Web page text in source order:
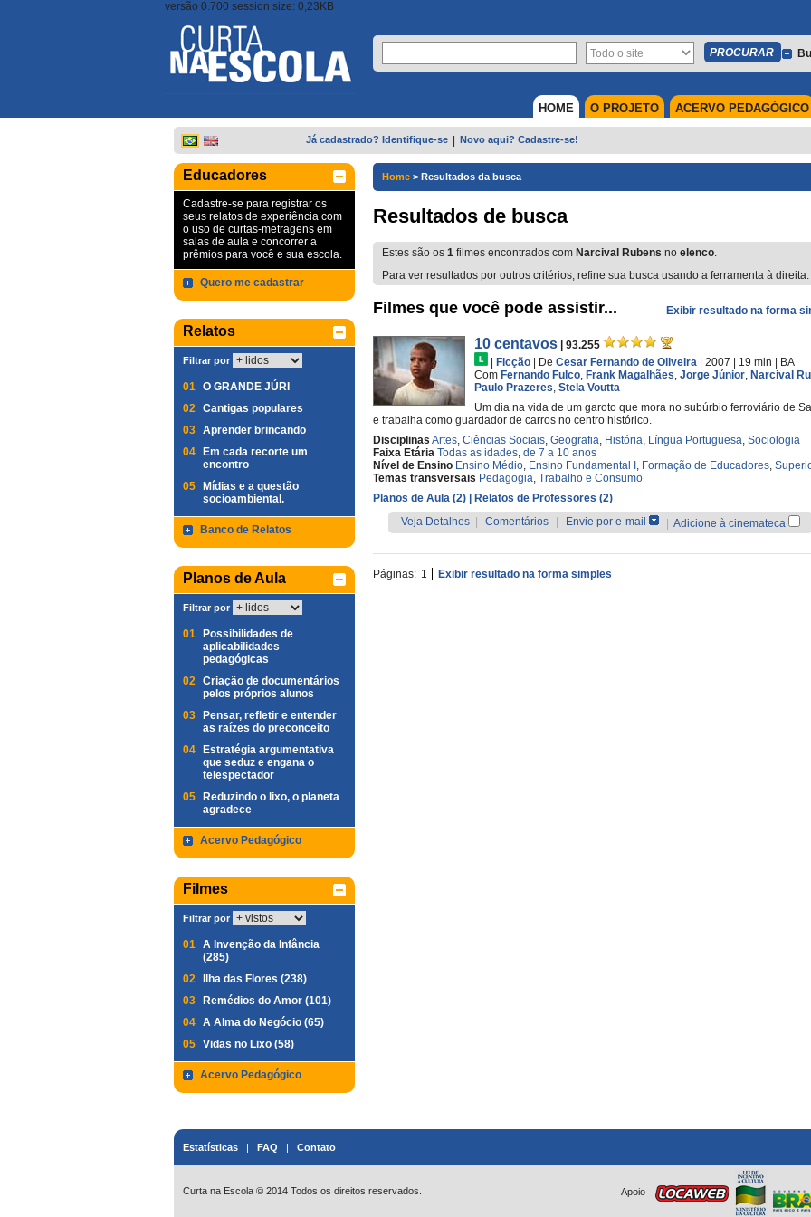
versão 0.700 session size: 0,23KB
ACERVO PEDAGÓGICO
O PROJETO
HOME
Já cadastrado? Identifique-se Novo aqui? Cadastre-se!
Educadores
Cadastre-se para registrar os
seus relatos de experiência com
o uso de curtas-metragens em
salas de aula e concorrer a
prêmios para você e sua escola.
Quero me cadastrar
Relatos
Filtrar por
01 O GRANDE JÚRI
02 Cantigas populares
03 Aprender brincando
04
Em cada recorte um
encontro
05
Mídias e a questão
socioambiental.
Banco de Relatos
Planos de Aula
Filtrar por
01
Possibilidades de
aplicabilidades
pedagógicas
02 Criação de documentários
pelos próprios alunos
03
Pensar, refletir e entender
as raízes do preconceito
04
Estratégia argumentativa
que seduz e engana o
telespectador
05
Reduzindo o lixo, o planeta
agradece
Acervo Pedagógico
Filmes
Filtrar por
01 A Invenção da Infância
(285)
02
Ilha das Flores (238)
03
Remédios do Amor (101)
04 A Alma do Negócio (65)
05 Vidas no Lixo (58)
Acervo Pedagógico
Home > Resultados da busca
Resultados de busca
Estes são os 1 filmes encontrados com Narcival Rubens no elenco.
Para ver resultados por outros critérios, refine sua busca usando a ferramenta à direita:
Exibir resultado na forma
Filmes que você pode assistir...
10 centavos
| 93.255
Ficção De Cesar Fernando de Oliveira | 2007 | 19 min
BA
Com Fernando Fulco, Frank Magalhães, Jorge Júnior, Narcival
Paulo Prazeres, Stela Voutta
Um dia na vida de um garoto que mora no subúrbio ferroviário de
e trabalha como guardador de carros no centro histórico.
Disciplinas Artes, Ciências Sociais, Geografia, História, Língua Portuguesa, Sociologia
Faixa Etária Todas as idades, de 7 a 10 anos
Nível de Ensino Ensino Médio, Ensino Fundamental I , Formação de Educadores,
Temas transversais Pedagogia, Trabalho e Consumo
Planos de Aula (2)
| Relatos de Professores (2)
Veja Detalhes
Comentários Envie por e-mail Adicione à cinemateca
Páginas: 1 Exibir resultado na forma simples
Estatísticas | FAQ | Contato
Curta na Escola © 2014 Todos os direitos reservados. Apoio